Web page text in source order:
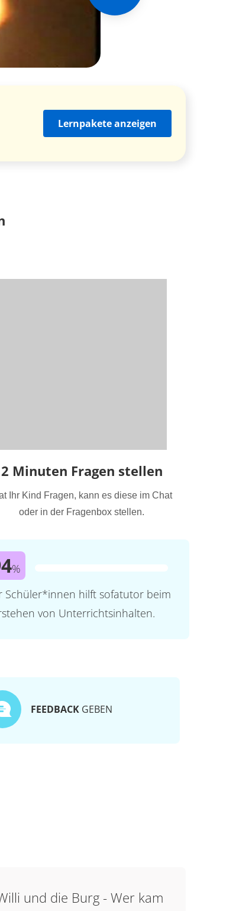
Lernpakete anzeigen
2 Minuten Fragen stellen
Ihr Kind Fragen, kann es diese im Chat
oder in der Fragenbox stellen.
%
Schüler*innen hilft sofatutor beim
von Unterrichtsinhalten.
FEEDBACK GEBEN
und die Burg - Wer kam